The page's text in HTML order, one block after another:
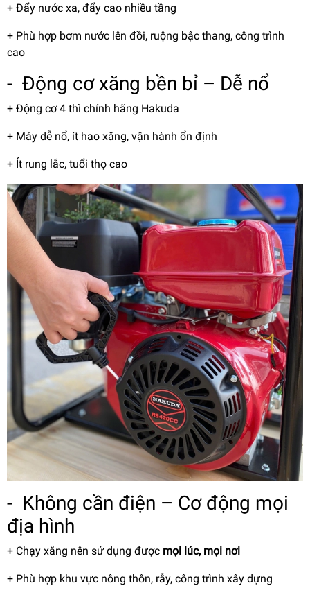
+ Đẩy nước xa, đẩy cao nhiều tầng
+ Phù hợp bơm nước lên đồi, ruộng bậc thang, công trình
cao
- Động cơ xăng bền bỉ – Dễ nổ
+ Động cơ 4 thì chính hãng Hakuda
+ Máy dễ nổ, ít hao xăng, vận hành ổn định
+ Ít rung lắc, tuổi thọ cao
- Không cần điện – Cơ động mọi
địa hình
+ Chạy xăng nên sử dụng được mọi lúc, mọi nơi
+ Phù hợp khu vực nông thôn, rẫy, công trình xây dựng